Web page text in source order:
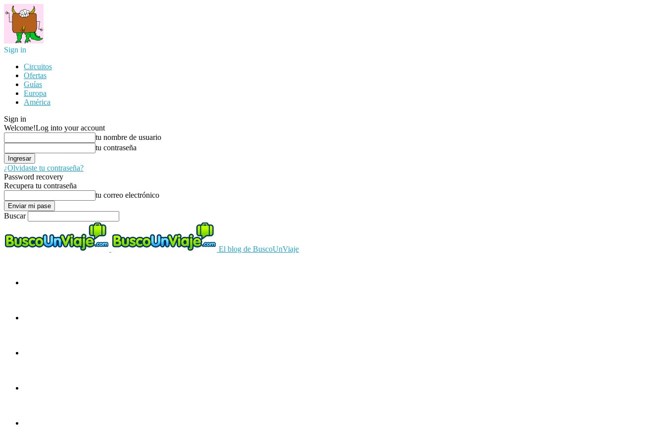
Sign in
Circuitos
Ofertas
Guías
Europa
América
Sign in
Welcome!Log into your account
tu nombre de usuario
tu contraseña
¿Olvidaste tu contraseña?
Password recovery
Recupera tu contraseña
tu correo electrónico
Buscar
El blog de BuscoUnViaje